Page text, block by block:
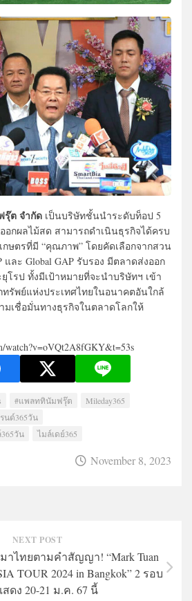
ต จำกัด เป็นบริษัทชั้นนำระดับท็อป 5
อกผลไม้สด สามารถดำเนินธุรกิจได้ครบ
กษตรที่มี “คุณภาพ” โดยคัดเลือกจากสวน
ละ Global GAP รับรอง มีตลาดส่งออก
ยุโรป ทั้งมีเป้าหมายที่จะนำบริษัทฯ เข้า
รัพย์แห่งประเทศไทยในอนาคตอันใกล้
มเชื่อมั่นทางธุรกิจในตลาดโลกให้
watch?v=oVQt2A8fGKY&t=53s
#แพลททินัมฟรุ๊ต
Mileday365
นด์365วัน
วัน
ไมล์เดย์365
November 8, 2023
NEXT POST
าไทยตามคำสัญญา! “Mark Tuan
TOUR 2024 in Bangkok” 2 รอบ
ดง 20-21 ม.ค. 67 นี้